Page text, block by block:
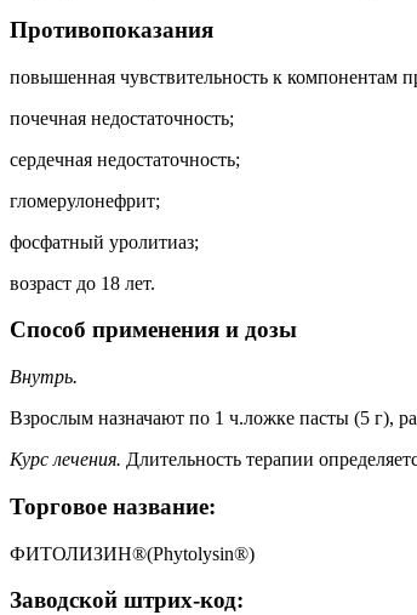
Противопоказания
повышенная чувствительность к компонентам
почечная недостаточность;
сердечная недостаточность;
гломерулонефрит;
фосфатный уролитиаз;
возраст до 18 лет.
Способ применения и дозы
Внутрь.
Взрослым назначают по 1 ч.ложке пасты (5 г),
Курс лечения. Длительность терапии
Торговое название:
ФИТОЛИЗИН®(Phytolysin®)
Заводской штрих-код: